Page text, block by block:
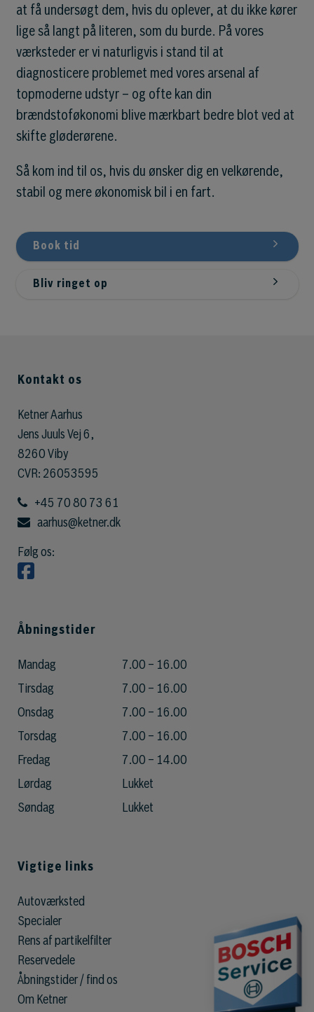
at få undersøgt dem, hvis du oplever, at du ikke kører
lige så langt på literen, som du burde. På vores
værksteder er vi naturligvis i stand til at
diagnosticere problemet med vores arsenal af
topmoderne udstyr – og ofte kan din
brændstoføkonomi blive mærkbart bedre blot ved at
skifte gløderørene.
Så kom ind til os, hvis du ønsker dig en velkørende,
stabil og mere økonomisk bil i en fart.
Book tid
Bliv ringet op
Kontakt os
Ketner Aarhus
Jens Juuls Vej 6,
8260 Viby
CVR: 26053595
+45 70 80 73 61
aarhus@ketner.dk
Følg os:
Åbningstider
Mandag
7.00 – 16.00
Tirsdag
7.00 – 16.00
Onsdag
7.00 – 16.00
Torsdag
7.00 – 16.00
Fredag
7.00 – 14.00
Lørdag
Lukket
Søndag
Lukket
Vigtige links
Autoværksted
Specialer
Rens af partikelfilter
Reservedele
Åbningstider / find os
Om Ketner